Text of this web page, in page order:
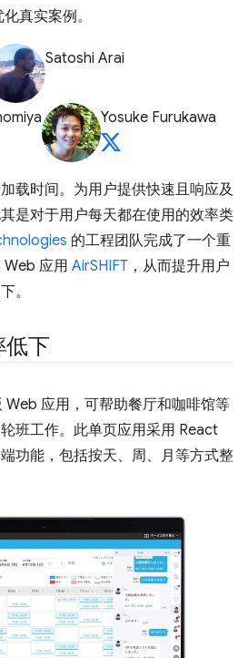
真实案例。
Satoshi Arai
Yosuke Furukawa
载时间。为用户提供快速且响应及
是对于用户每天都在使用的效率类
的工程团队完成了一个重
Web 应用 AirSHIFT ，从而提升用户
。
低下
Web 应用，可帮助餐厅和咖啡馆等
班工作。此单页应用采用 React
功能，包括按天、周、月等方式整